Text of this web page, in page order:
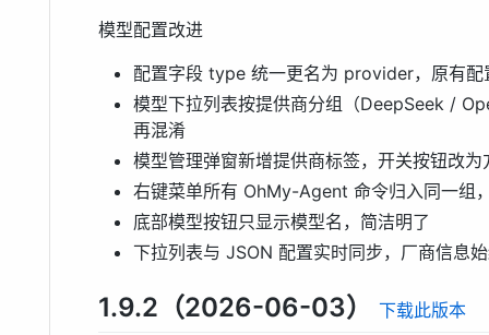
模型配置改进
配置字段 type 统一更名为 provider，原有配
模型下拉列表按提供商分组（DeepSeek /
再混淆
模型管理弹窗新增提供商标签，开关按钮改
右键菜单所有 OhMy-Agent 命令归入同一组
底部模型按钮只显示模型名，简洁明了
下拉列表与 JSON 配置实时同步，厂商信息
1.9.2（2026-06-03） 下载此版本